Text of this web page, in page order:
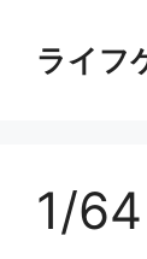
ライフ
1/64